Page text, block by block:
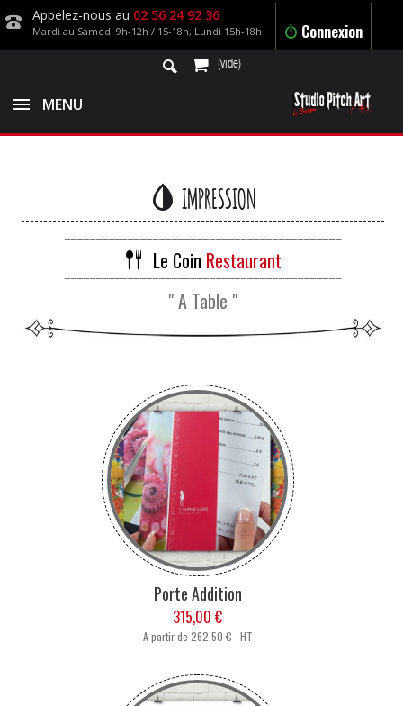
Connexion
Appelez-nous au 02 56 24 92 36
Mardi au Samedi 9h-12h / 15-18h, Lundi 15h-18h
(vide)
MENU
IMPRESSION
Le Coin Restaurant
" A Table "
Porte Addition
315,00 €
A partir de 262,50 € HT